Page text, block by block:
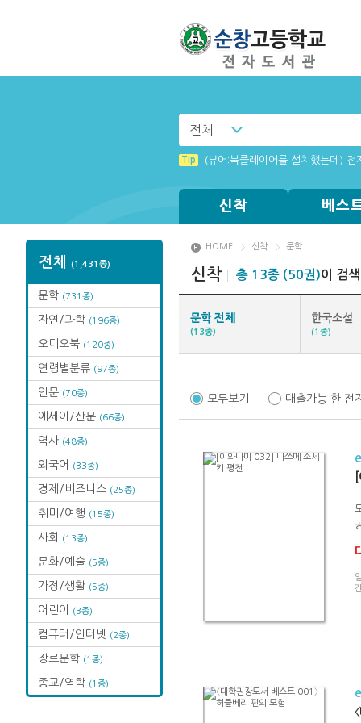
전체
Tip (뷰어:북플레이어를 설치했는데) 전
신착 베스
전체 (1,431종)
문학 (731종)
자연/과학 (196종)
오디오북 (120종)
연령별분류 (97종)
인문 (70종)
에세이/산문 (66종)
역사 (48종)
외국어 (33종)
경제/비즈니스 (25종)
취미/여행 (15종)
사회 (13종)
문화/예술 (5종)
가정/생활 (5종)
어린이 (3종)
컴퓨터/인터넷 (2종)
장르문학 (1종)
종교/역학 (1종)
HOME 신착 문학
신착 총 13종 (50권)이 검
문학 전체
(13종)
한국소설
(1종)
모두보기 대출가능 한 전